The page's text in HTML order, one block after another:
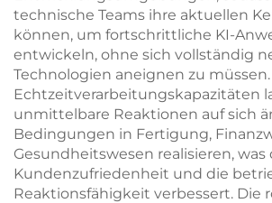
technische Teams ihre aktuellen
können, um fortschrittliche KI-
entwickeln, ohne sich vollständig
Technologien aneignen zu
Echtzeitverarbeitungskapazitäten
unmittelbare Reaktionen auf sich
Bedingungen in Fertigung,
Gesundheitswesen realisieren, was
Kundenzufriedenheit und die
Reaktionsfähigkeit verbessert. Die